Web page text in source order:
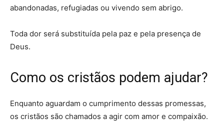
abandonadas, refugiadas ou vivendo sem abrigo.
Toda dor será substituída pela paz e pela presença de
Deus.
Como os cristãos podem ajudar?
Enquanto aguardam o cumprimento dessas promessas,
os cristãos são chamados a agir com amor e compaixão.